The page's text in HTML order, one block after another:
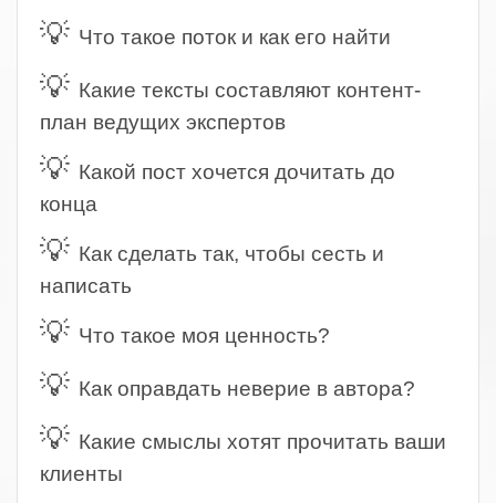
💡 Что такое поток и как его найти
💡 Какие тексты составляют контент-
план ведущих экспертов
💡 Какой пост хочется дочитать до
конца
💡 Как сделать так, чтобы сесть и
написать
💡 Что такое моя ценность?
💡 Как оправдать неверие в автора?
💡 Какие смыслы хотят прочитать ваши
клиенты